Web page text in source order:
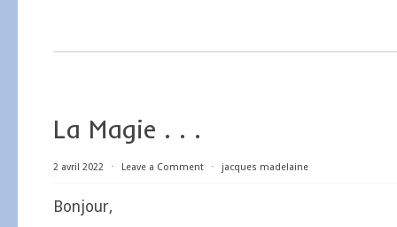
La Magie . . .
2 avril 2022 ⋅ Leave a Comment ⋅ jacques madelaine
Bonjour,